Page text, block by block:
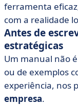
ferramenta
com a realidade
Antes de
estratégicas
Um manual não
ou de exemplos
experiência, nos
empresa.